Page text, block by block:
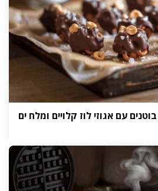
עם אגוזי לוז קלויים ומלח ים